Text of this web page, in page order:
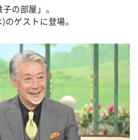
プ
福井アナ「なんでやねん！？」
うの献立 何にする？～
！シーズン２
ダ
イブ 正義のミカタ
の部屋」。
ゲストに登場。